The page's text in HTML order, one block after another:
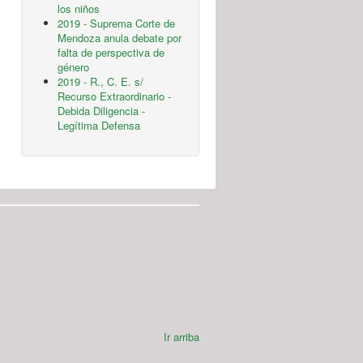
los niños
2019 - Suprema Corte de
Mendoza anula debate por
falta de perspectiva de
género
2019 - R., C. E. s/
Recurso Extraordinario -
Debida Diligencia -
Legítima Defensa
Ir arriba